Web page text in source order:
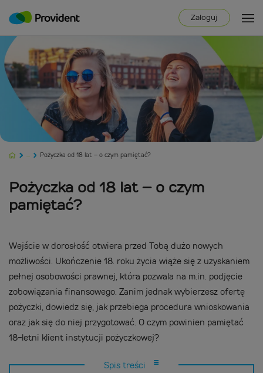
Zaloguj
... Pożyczka od 18 lat – o czym pamiętać?
Pożyczka od 18 lat – o czym
pamiętać?
Wejście w dorosłość otwiera przed Tobą dużo nowych
możliwości. Ukończenie 18. roku życia wiąże się z uzyskaniem
pełnej osobowości prawnej, która pozwala na m.in. podjęcie
zobowiązania finansowego. Zanim jednak wybierzesz ofertę
pożyczki, dowiedz się, jak przebiega procedura wnioskowania
oraz jak się do niej przygotować. O czym powinien pamiętać
18-letni klient instytucji pożyczkowej?
Spis treści